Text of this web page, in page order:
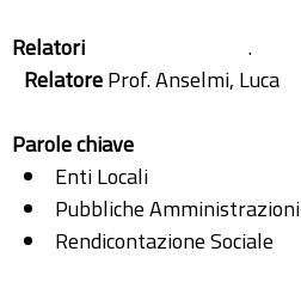
Relatori
.
RelatoreProf. Anselmi, Luca
Parole chiave
Enti Locali
Pubbliche Amministrazioni
Rendicontazione Sociale